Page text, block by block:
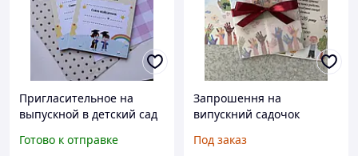
Пригласительное на
выпускной в детский сад
Готово к отправке
Запрошення на
випускний садочок
Под заказ